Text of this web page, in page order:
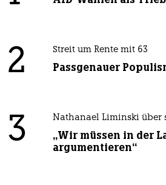
2 Streit um Rente mit 63
Passgenauer
3 Nathanael Liminski über
„Wir müssen in der
argumentieren“